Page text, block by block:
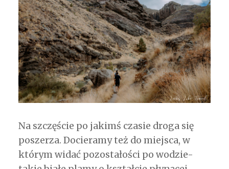
Na szczęście po jakimś czasie droga się
poszerza. Docieramy też do miejsca, w
którym widać pozostałości po wodzie-